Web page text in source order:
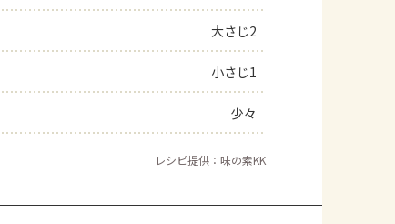
大さじ2
小さじ1
少々
レシピ提供：味の素KK